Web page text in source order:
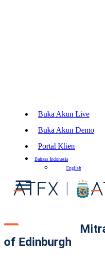
Buka Akun Live
Buka Akun Demo
Portal Klien
Bahasa Indonesia
English
of Edinburgh